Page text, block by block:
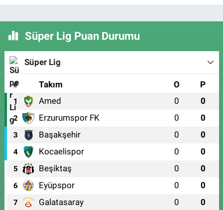
Süper Lig Puan Durumu
Süper Lig
# Takım O P
1 Amed 0 0
2 Erzurumspor FK 0 0
3 Başakşehir 0 0
4 Kocaelispor 0 0
5 Beşiktaş 0 0
6 Eyüpspor 0 0
7 Galatasaray 0 0